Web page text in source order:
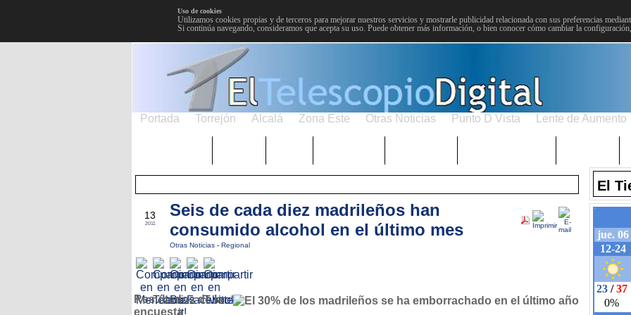
Uso de cookies
Utilizamos cookies propias y de terceros para mejorar nuestros servicios y mostrarle publicidad relacionada con sus preferencias
Si continúa navegando, consideramos que acepta su uso. Puede obtener más información, o bien conocer cómo cambiar la
Portada Torrejón Alcalá Zona Este Otras Noticias Punto D Vista Lente de Aumento
13
2011
Seis de cada diez madrileños han
consumido alcohol en el último mes
Otras Noticias - Regional
Resultados de la
encuesta
El